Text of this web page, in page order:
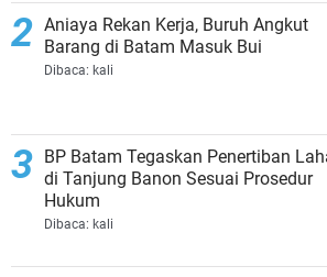
Aniaya Rekan Kerja, Buruh Angkut
Barang di Batam Masuk Bui
Dibaca: kali
BP Batam Tegaskan Penertiban
di Tanjung Banon Sesuai Prosedur
Hukum
Dibaca: kali